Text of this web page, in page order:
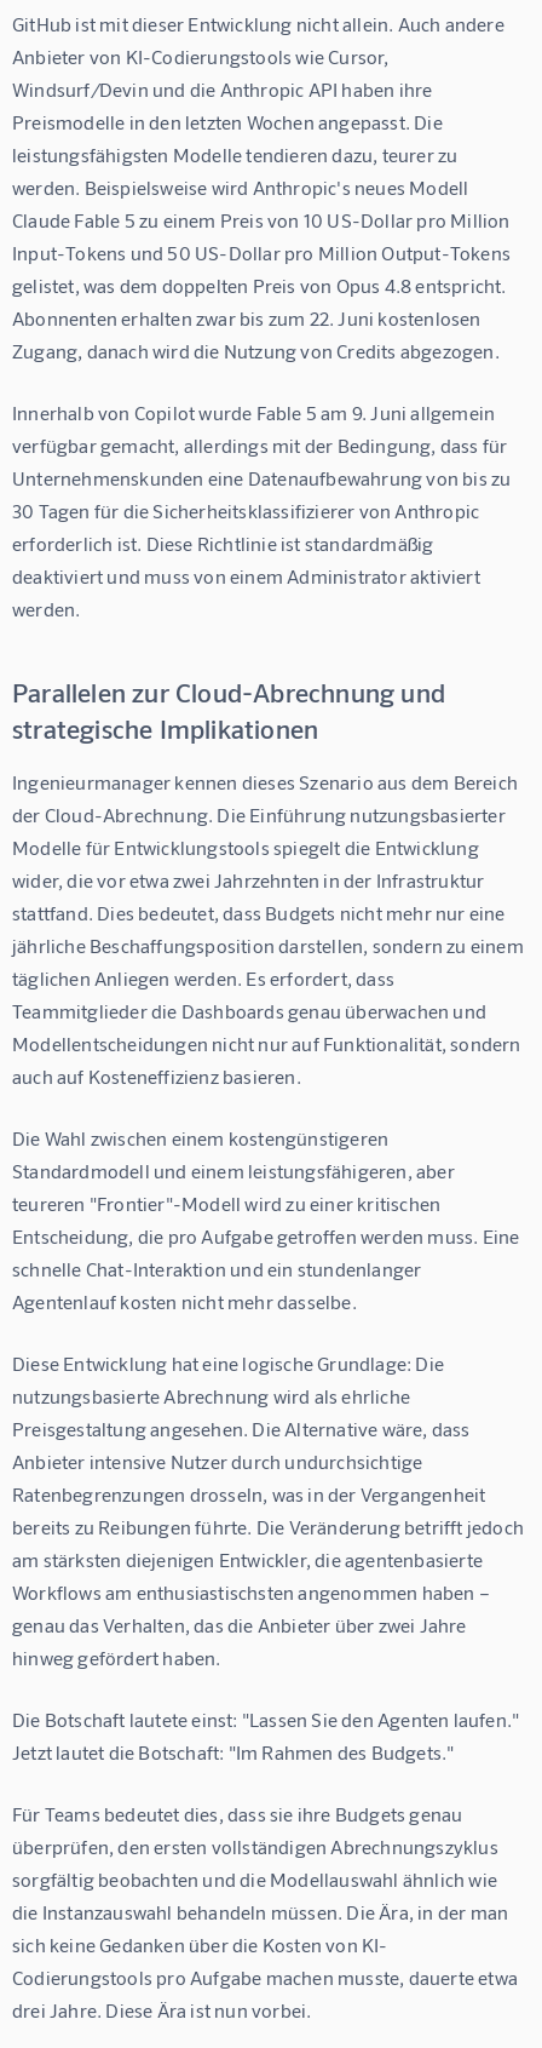
GitHub ist mit dieser Entwicklung nicht allein. Auch andere
Anbieter von KI-Codierungstools wie Cursor,
Windsurf/Devin und die Anthropic API haben ihre
Preismodelle in den letzten Wochen angepasst. Die
leistungsfähigsten Modelle tendieren dazu, teurer zu
werden. Beispielsweise wird Anthropic's neues Modell
Claude Fable 5 zu einem Preis von 10 US-Dollar pro Million
Input-Tokens und 50 US-Dollar pro Million Output-Tokens
gelistet, was dem doppelten Preis von Opus 4.8 entspricht.
Abonnenten erhalten zwar bis zum 22. Juni kostenlosen
Zugang, danach wird die Nutzung von Credits abgezogen.
Innerhalb von Copilot wurde Fable 5 am 9. Juni allgemein
verfügbar gemacht, allerdings mit der Bedingung, dass für
Unternehmenskunden eine Datenaufbewahrung von bis zu
30 Tagen für die Sicherheitsklassifizierer von Anthropic
erforderlich ist. Diese Richtlinie ist standardmäßig
deaktiviert und muss von einem Administrator aktiviert
werden.
Parallelen zur Cloud-Abrechnung und
strategische Implikationen
Ingenieurmanager kennen dieses Szenario aus dem Bereich
der Cloud-Abrechnung. Die Einführung nutzungsbasierter
Modelle für Entwicklungstools spiegelt die Entwicklung
wider, die vor etwa zwei Jahrzehnten in der Infrastruktur
stattfand. Dies bedeutet, dass Budgets nicht mehr nur eine
jährliche Beschaffungsposition darstellen, sondern zu einem
täglichen Anliegen werden. Es erfordert, dass
Teammitglieder die Dashboards genau überwachen und
Modellentscheidungen nicht nur auf Funktionalität, sondern
auch auf Kosteneffizienz basieren.
Die Wahl zwischen einem kostengünstigeren
Standardmodell und einem leistungsfähigeren, aber
teureren "Frontier"-Modell wird zu einer kritischen
Entscheidung, die pro Aufgabe getroffen werden muss. Eine
schnelle Chat-Interaktion und ein stundenlanger
Agentenlauf kosten nicht mehr dasselbe.
Diese Entwicklung hat eine logische Grundlage: Die
nutzungsbasierte Abrechnung wird als ehrliche
Preisgestaltung angesehen. Die Alternative wäre, dass
Anbieter intensive Nutzer durch undurchsichtige
Ratenbegrenzungen drosseln, was in der Vergangenheit
bereits zu Reibungen führte. Die Veränderung betrifft jedoch
am stärksten diejenigen Entwickler, die agentenbasierte
Workflows am enthusiastischsten angenommen haben –
genau das Verhalten, das die Anbieter über zwei Jahre
hinweg gefördert haben.
Die Botschaft lautete einst: "Lassen Sie den Agenten laufen."
Jetzt lautet die Botschaft: "Im Rahmen des Budgets."
Für Teams bedeutet dies, dass sie ihre Budgets genau
überprüfen, den ersten vollständigen Abrechnungszyklus
sorgfältig beobachten und die Modellauswahl ähnlich wie
die Instanzauswahl behandeln müssen. Die Ära, in der man
sich keine Gedanken über die Kosten von KI-
Codierungstools pro Aufgabe machen musste, dauerte etwa
drei Jahre. Diese Ära ist nun vorbei.